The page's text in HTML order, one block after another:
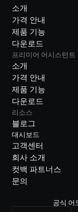
소개
가격 안내
제품 기능
다운로드
프리미어 어시스턴트
소개
가격 안내
제품 기능
다운로드
리소스
블로그
대시보드
고객센터
회사 소개
컷백 파트너스
문의
공식 어
Select Language